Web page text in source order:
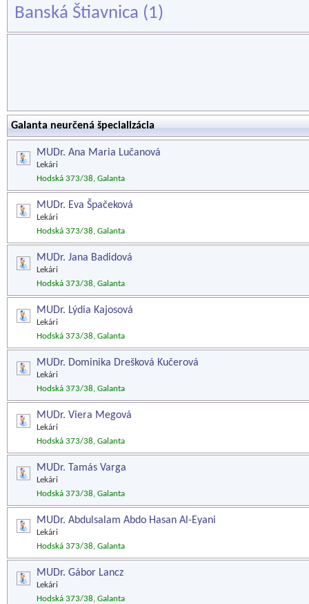
Banská Štiavnica (1)
Galanta neurčená špecializácia
MUDr. Ana Maria Lučanová
Lekári
Hodská 373/38, Galanta
MUDr. Eva Špačeková
Lekári
Hodská 373/38, Galanta
MUDr. Jana Badidová
Lekári
Hodská 373/38, Galanta
MUDr. Lýdia Kajosová
Lekári
Hodská 373/38, Galanta
MUDr. Dominika Drešková Kučerová
Lekári
Hodská 373/38, Galanta
MUDr. Viera Megová
Lekári
Hodská 373/38, Galanta
MUDr. Tamás Varga
Lekári
Hodská 373/38, Galanta
MUDr. Abdulsalam Abdo Hasan Al-Eyani
Lekári
Hodská 373/38, Galanta
MUDr. Gábor Lancz
Lekári
Hodská 373/38, Galanta